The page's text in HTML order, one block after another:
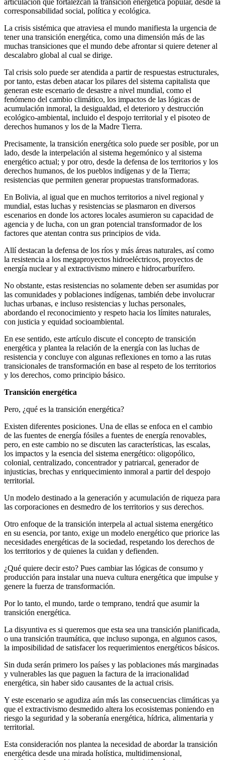
articulación que fortalezcan la transición energética popular, desde la
corresponsabilidad social, política y ecológica.
La crisis sistémica que atraviesa el mundo manifiesta la urgencia de
tener una transición energética, como una dimensión más de las
muchas transiciones que el mundo debe afrontar si quiere detener al
descalabro global al cual se dirige.
Tal crisis solo puede ser atendida a partir de respuestas estructurales,
por tanto, estas deben atacar los pilares del sistema capitalista que
generan este escenario de desastre a nivel mundial, como el
fenómeno del cambio climático, los impactos de las lógicas de
acumulación inmoral, la desigualdad, el deterioro y destrucción
ecológico-ambiental, incluido el despojo territorial y el pisoteo de
derechos humanos y los de la Madre Tierra.
Precisamente, la transición energética solo puede ser posible, por un
lado, desde la interpelación al sistema hegemónico y al sistema
energético actual; y por otro, desde la defensa de los territorios y los
derechos humanos, de los pueblos indígenas y de la Tierra;
resistencias que permiten generar propuestas transformadoras.
En Bolivia, al igual que en muchos territorios a nivel regional y
mundial, estas luchas y resistencias se plasmaron en diversos
escenarios en donde los actores locales asumieron su capacidad de
agencia y de lucha, con un gran potencial transformador de los
factores que atentan contra sus principios de vida.
Allí destacan la defensa de los ríos y más áreas naturales, así como
la resistencia a los megaproyectos hidroeléctricos, proyectos de
energía nuclear y al extractivismo minero e hidrocarburífero.
No obstante, estas resistencias no solamente deben ser asumidas por
las comunidades y poblaciones indígenas, también debe involucrar
luchas urbanas, e incluso resistencias y luchas personales,
abordando el reconocimiento y respeto hacia los límites naturales,
con justicia y equidad socioambiental.
En ese sentido, este artículo discute el concepto de transición
energética y plantea la relación de la energía con las luchas de
resistencia y concluye con algunas reflexiones en torno a las rutas
transicionales de transformación en base al respeto de los territorios
y los derechos, como principio básico.
Transición energética
Pero, ¿qué es la transición energética?
Existen diferentes posiciones. Una de ellas se enfoca en el cambio
de las fuentes de energía fósiles a fuentes de energía renovables,
pero, en este cambio no se discuten las características, las escalas,
los impactos y la esencia del sistema energético: oligopólico,
colonial, centralizado, concentrador y patriarcal, generador de
injusticias, brechas y enriquecimiento inmoral a partir del despojo
territorial.
Un modelo destinado a la generación y acumulación de riqueza para
las corporaciones en desmedro de los territorios y sus derechos.
Otro enfoque de la transición interpela al actual sistema energético
en su esencia, por tanto, exige un modelo energético que priorice las
necesidades energéticas de la sociedad, respetando los derechos de
los territorios y de quienes la cuidan y defienden.
¿Qué quiere decir esto? Pues cambiar las lógicas de consumo y
producción para instalar una nueva cultura energética que impulse y
genere la fuerza de transformación.
Por lo tanto, el mundo, tarde o temprano, tendrá que asumir la
transición energética.
La disyuntiva es si queremos que esta sea una transición planificada,
o una transición traumática, que incluso suponga, en algunos casos,
la imposibilidad de satisfacer los requerimientos energéticos básicos.
Sin duda serán primero los países y las poblaciones más marginadas
y vulnerables las que paguen la factura de la irracionalidad
energética, sin haber sido causantes de la actual crisis.
Y este escenario se agudiza aún más las consecuencias climáticas ya
que el extractivismo desmedido altera los ecosistemas poniendo en
riesgo la seguridad y la soberanía energética, hídrica, alimentaria y
territorial.
Esta consideración nos plantea la necesidad de abordar la transición
energética desde una mirada holística, multidimensional,